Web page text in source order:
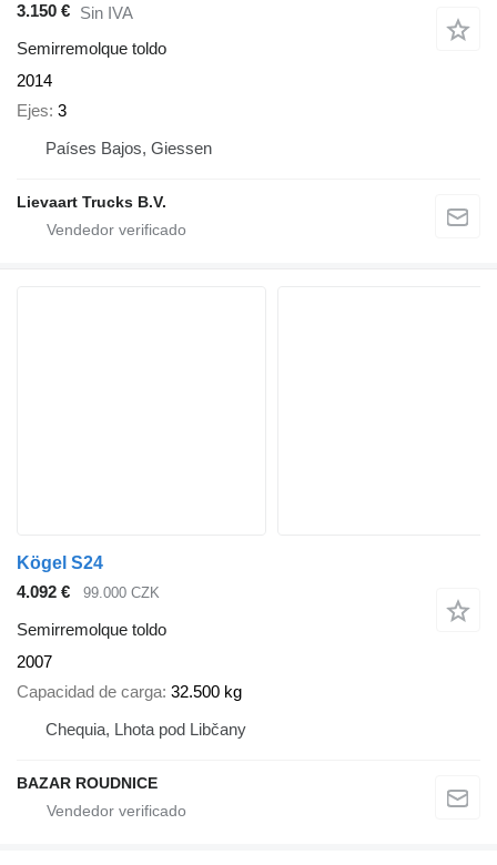
3.150 € Sin IVA
Semirremolque toldo
2014
Ejes 3
Países Bajos, Giessen
Lievaart Trucks B.V.
Kögel S24
4.092 €
99.000 CZK
Semirremolque toldo
2007
Capacidad de carga 32.500 kg
Chequia, Lhota pod Libčany
BAZAR ROUDNICE